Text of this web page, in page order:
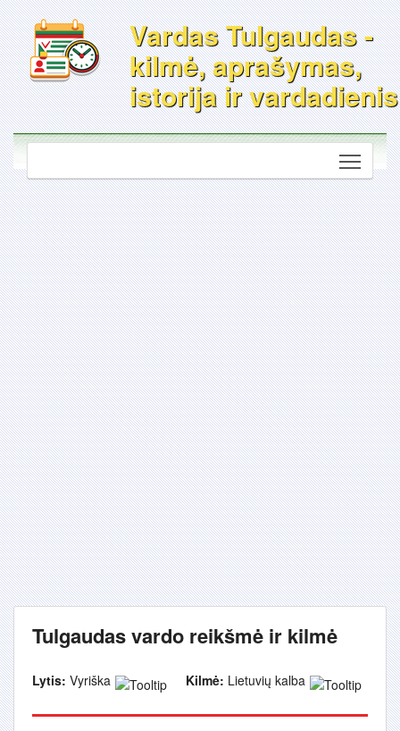
Vardas Tulgaudas -
kilmė, aprašymas,
istorija ir vardadienis
Tulgaudas vardo reikšmė ir kilmė
Lytis: Vyriška Kilmė: Lietuvių kalba